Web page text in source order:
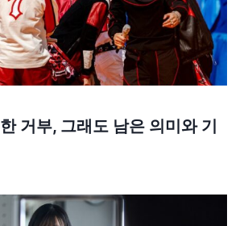
거부, 그래도 남은 의미와 기